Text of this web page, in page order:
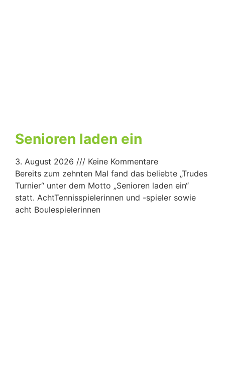
Senioren laden ein
3. August 2026
Keine Kommentare
Bereits zum zehnten Mal fand das beliebte „Trudes
Turnier“ unter dem Motto „Senioren laden ein“
statt. AchtTennisspielerinnen und -spieler sowie
acht Boulespielerinnen